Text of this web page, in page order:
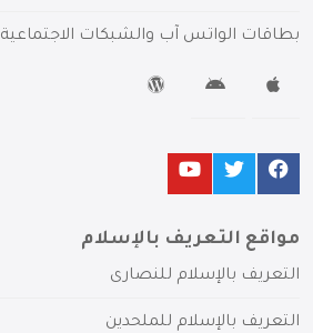
بطاقات الواتس آب والشبكات الاجتماعية
مواقع التعريف بالإسلام
التعريف بالإسلام للنصارى
التعريف بالإسلام للملحدين